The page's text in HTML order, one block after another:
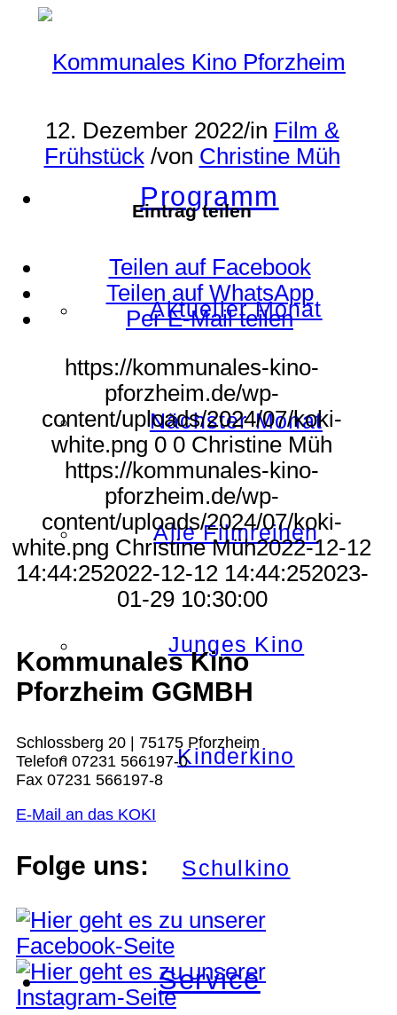
Programm
Aktueller Monat
Nächster Monat
Alle Filmreihen
Junges Kino
Kinderkino
Schulkino
Service
12. Dezember 2022/in Film &
Frühstück /von Christine Müh
Eintrag teilen
Teilen auf Facebook
Teilen auf WhatsApp
Per E-Mail teilen
https://kommunales-kino-
pforzheim.de/wp-
content/uploads/2024/07/koki-
white.png 0 0 Christine Müh
https://kommunales-kino-
pforzheim.de/wp-
content/uploads/2024/07/koki-
white.png Christine Müh2022-12-12
14:44:252022-12-12 14:44:252023-
01-29 10:30:00
Kommunales Kino
Pforzheim GGMBH
Schlossberg 20 | 75175 Pforzheim
Telefon 07231 566197-0
Fax 07231 566197-8
E-Mail an das KOKI
Folge uns: